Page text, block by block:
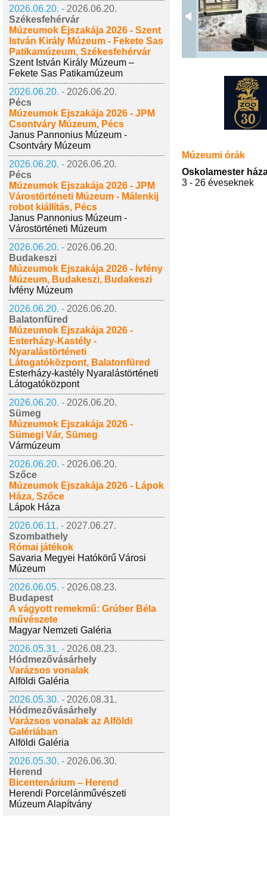
2026.06.20. - 2026.06.20.
Székesfehérvár
Múzeumok Éjszakája 2026 - Szent
István Király Múzeum - Fekete Sas
Patikamúzeum, Székesfehérvár
Szent István Király Múzeum –
Fekete Sas Patikamúzeum
2026.06.20. - 2026.06.20.
Pécs
Múzeumok Éjszakája 2026 - JPM
Csontváry Múzeum, Pécs
Janus Pannonius Múzeum -
Csontváry Múzeum
2026.06.20. - 2026.06.20.
Pécs
Múzeumok Éjszakája 2026 - JPM
Várostörténeti Múzeum - Málenkij
robot kiállítás, Pécs
Janus Pannonius Múzeum -
Várostörténeti Múzeum
2026.06.20. - 2026.06.20.
Budakeszi
Múzeumok Éjszakája 2026 - Ívfény
Múzeum, Budakeszi, Budakeszi
Ívfény Múzeum
2026.06.20. - 2026.06.20.
Balatonfüred
Múzeumok Éjszakája 2026 -
Esterházy-Kastély -
Nyaralástörténeti
Látogatóközpont, Balatonfüred
Esterházy-kastély Nyaralástörténeti
Látogatóközpont
2026.06.20. - 2026.06.20.
Sümeg
Múzeumok Éjszakája 2026 -
Sümegi Vár, Sümeg
Vármúzeum
2026.06.20. - 2026.06.20.
Szőce
Múzeumok Éjszakája 2026 - Lápok
Háza, Szőce
Lápok Háza
2026.06.11. - 2027.06.27.
Szombathely
Római játékok
Savaria Megyei Hatókörű Városi
Múzeum
2026.06.05. - 2026.08.23.
Budapest
A vágyott remekmű: Grúber Béla
művészete
Magyar Nemzeti Galéria
2026.05.31. - 2026.08.23.
Hódmezővásárhely
Varázsos vonalak
Alföldi Galéria
2026.05.30. - 2026.08.31.
Hódmezővásárhely
Varázsos vonalak az Alföldi
Galériában
Alföldi Galéria
2026.05.30. - 2026.06.30.
Herend
Bicentenárium – Herend
Herendi Porcelánművészeti
Múzeum Alapítvány
Múzeumi órák
Oskolamester
3 - 26 éveseknek